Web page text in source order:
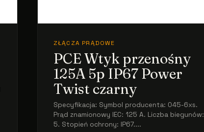
ZŁĄCZA PRĄDOWE
PCE Wtyk przenośny
125A 5p IP67 Power
Twist czarny
Specyfikacja: Symbol producenta: 045-6xs.
Prąd znamionowy IEC: 125 A. Liczba biegunów:
5. Stopień ochrony: IP67....